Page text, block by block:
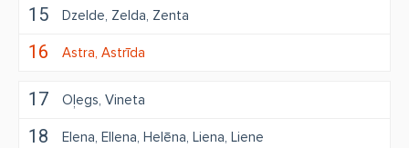
15 Dzelde Zelda Zenta
16 Astra Astrīda
17 Oļegs Vineta
18 Elena Ellena Helēna Liena Liene